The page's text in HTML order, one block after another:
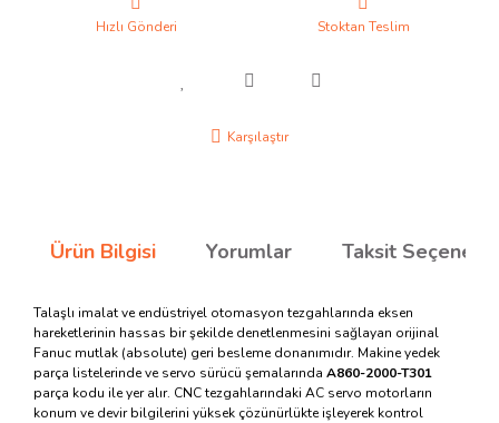
Hızlı Gönderi Stoktan Teslim
Karşılaştır
Ürün Bilgisi Yorumlar Taksit
Talaşlı imalat ve endüstriyel otomasyon tezgahlarında eksen
hareketlerinin hassas bir şekilde denetlenmesini sağlayan orijinal
Fanuc mutlak (absolute) geri besleme donanımıdır. Makine yedek
parça listelerinde ve servo sürücü şemalarında A860-2000-T301
parça kodu ile yer alır. CNC tezgahlarındaki AC servo motorların
konum ve devir bilgilerini yüksek çözünürlükte işleyerek kontrol